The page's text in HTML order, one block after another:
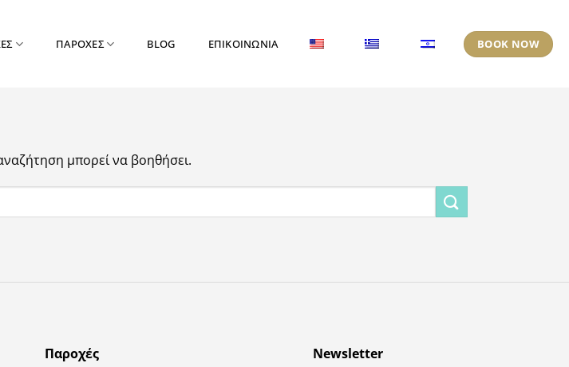
ΠΑΡΟΧΕΣ BLOG ΕΠΙΚΟΙΝΩΝΙΑ BOOK NOW
μπορεί να βοηθήσει.
Παροχές
Newsletter